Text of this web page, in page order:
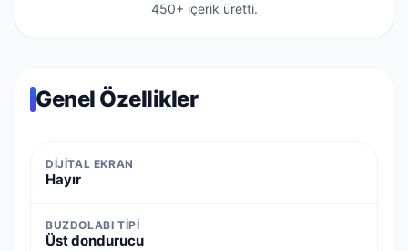
450+ içerik üretti.
Genel Özellikler
DIJITAL EKRAN
Hayır
BUZDOLABI TIPI
Üst dondurucu